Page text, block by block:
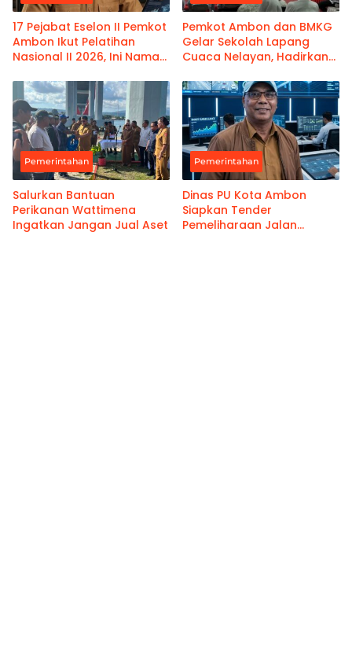
17 Pejabat Eselon II Pemkot
Ambon Ikut Pelatihan
Nasional II 2026, Ini Nama-
Pemkot Ambon dan BMKG
Gelar Sekolah Lapang
Cuaca Nelayan, Hadirkan
Pemerintahan
Salurkan Bantuan
Perikanan Wattimena
Ingatkan Jangan Jual Aset
Pemerintahan
Dinas PU Kota Ambon
Siapkan Tender
Pemeliharaan Jalan